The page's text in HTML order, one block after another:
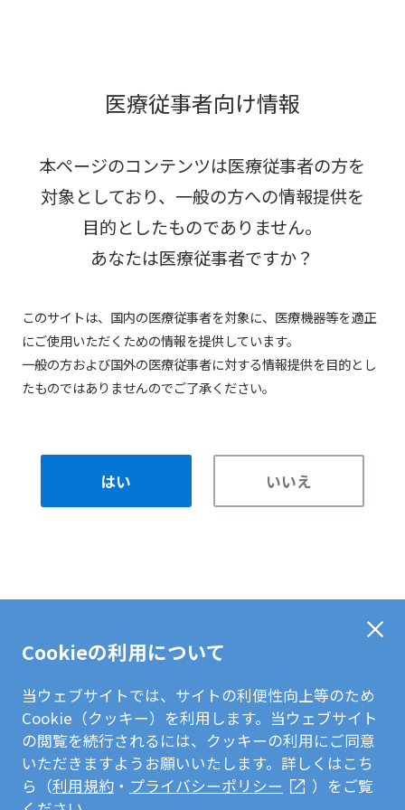
医療従事者向け情報
本ページのコンテンツは医療従事者の方を
対象としており、 一般の方への情報提供を
目的としたものでありません。
あなたは医療従事者ですか？
このサイトは、国内の医療従事者を対象に、医療機器等を適正
にご使用いただくための情報を提供しています。
一般の方および国外の医療従事者に対する情報提供を目的とし
たものではありませんのでご了承ください。
はい いいえ
Cookieの利用について
当ウェブサイトでは、サイトの利便性向上等のため
Cookie（クッキー）を利用します。当ウェブサイト
の閲覧を続行されるには、クッキーの利用にご同意
いただきますようお願いいたします。詳しくはこち
ら（利用規約・ プライバシーポリシー
）をご覧